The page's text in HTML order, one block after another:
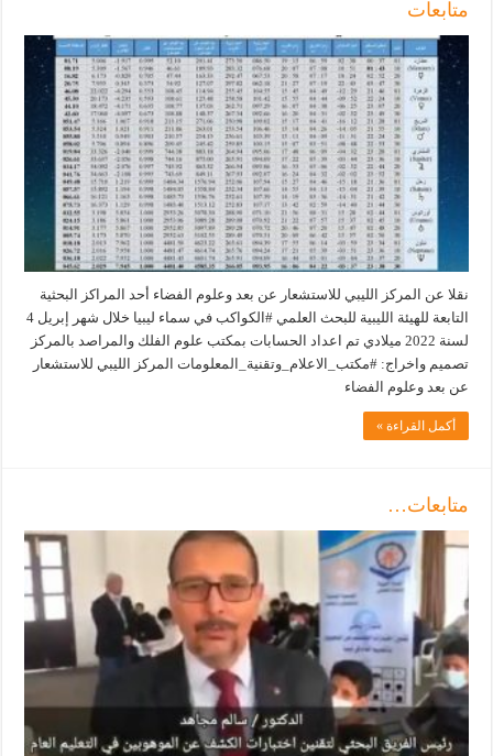
متابعات
نقلا عن المركز الليبي للاستشعار عن بعد وعلوم الفضاء أحد المراكز البحثية
التابعة للهيئة الليبية للبحث العلمي #الكواكب في سماء ليبيا خلال شهر إبريل 4
لسنة 2022 ميلادي تم اعداد الحسابات بمكتب علوم الفلك والمراصد بالمركز
تصميم واخراج: #مكتب_الاعلام_وتقنية_المعلومات المركز الليبي للاستشعار
عن بعد وعلوم الفضاء
أكمل القراءة »
متابعات…